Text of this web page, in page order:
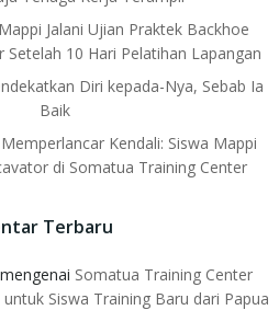
Jalani Ujian Praktek Backhoe
Setelah 10 Hari Pelatihan Lapangan
Diri kepada-Nya, Sebab Ia
Baik
Kendali: Siswa Mappi
di Somatua Training Center
Terbaru
mengenai Somatua Training Center
Siswa Training Baru dari Papua